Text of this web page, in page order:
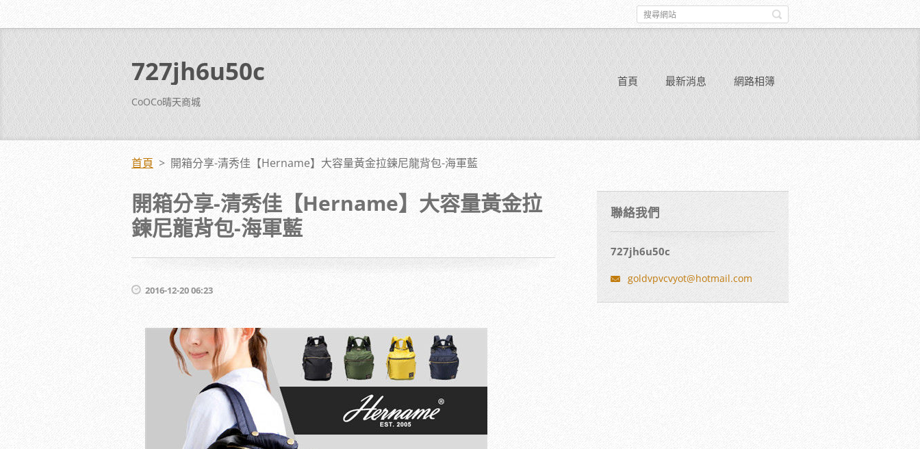
727jh6u50c
CoOCo晴天商城
首頁 最新消息 網路相簿
首頁 > 開箱分享-清秀佳【Hername】大容量黃金拉鍊尼龍背包-海軍藍
開箱分享-清秀佳【Hername】大容量黃金拉
鍊尼龍背包-海軍藍
2016-12-20 06:23
聯絡我們
727jh6u50c
goldvpvcvyot@hotmail.com